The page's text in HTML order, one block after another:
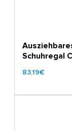
Schuhregal
83,19€